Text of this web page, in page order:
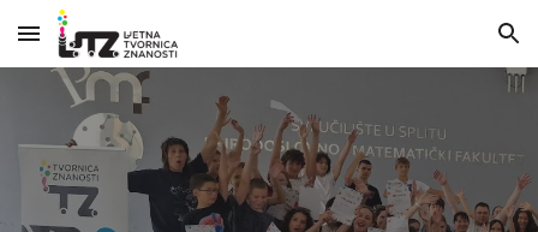
Skip to main content Skip to navigation